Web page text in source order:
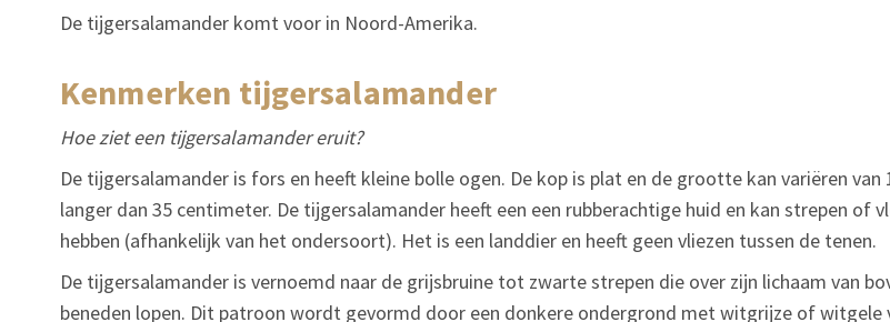
De tijgersalamander komt voor in Noord-Amerika.
kenmerken tijgersalamander
Hoe ziet een tijgersalamander eruit?
De tijgersalamander is fors en heeft kleine bolle ogen. De kop is plat en de grootte kan variëren van
langer dan 35 centimeter. De tijgersalamander heeft een een rubberachtige huid en kan strepen of
hebben (afhankelijk van het ondersoort). Het is een landdier en heeft geen vliezen tussen de tenen.
De tijgersalamander is vernoemd naar de grijsbruine tot zwarte strepen die over zijn lichaam van
beneden lopen. Dit patroon wordt gevormd door een donkere ondergrond met witgrijze of witgele